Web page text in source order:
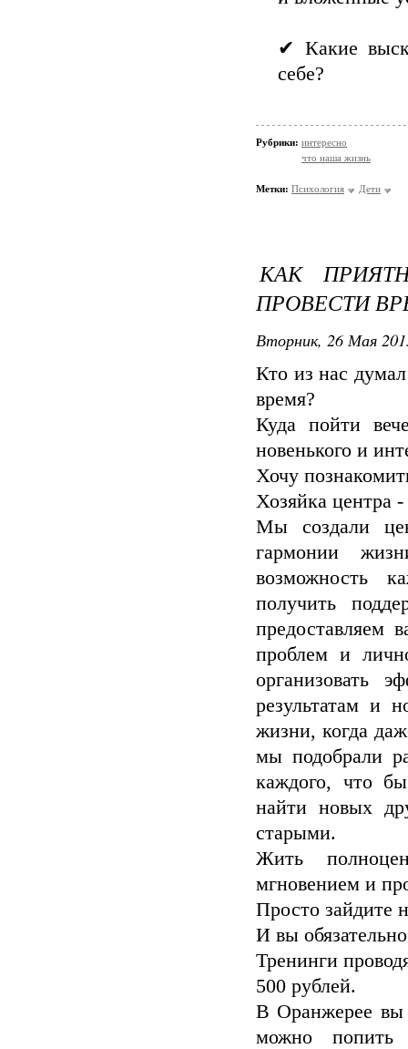
✔ Какие
себе?
Рубрики: интересно
что наша жизнь
Метки: Психология Дети
КАК
ПРОВЕСТИ
Вторник, 26 Мая
Кто из нас
время?
Куда пойти
новенького и
Хочу
Хозяйка центра
Мы создали
гармонии
возможность
получить
предоставляем
проблем и
организовать
результатам и
жизни, когда
мы подобрали
каждого, что
найти новых
старыми.
Жить
мгновением и
Просто зайдите
И вы
Тренинги
500 рублей.
В Оранжерее вы
можно попить